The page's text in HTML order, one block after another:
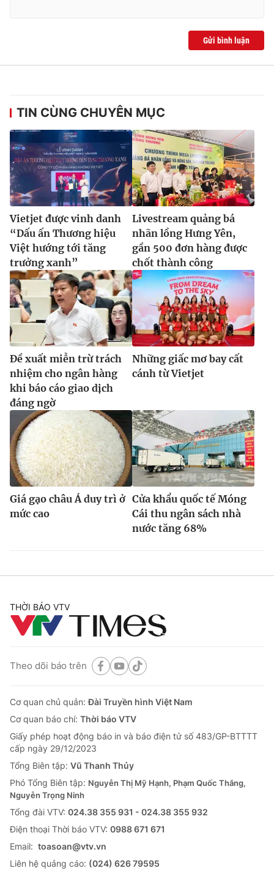
Gửi bình luận
TIN CÙNG CHUYÊN MỤC
Vietjet được vinh danh
“Dấu ấn Thương hiệu
Việt hướng tới tăng
trưởng xanh”
Livestream quảng bá
nhãn lồng Hưng Yên,
gần 500 đơn hàng được
chốt thành công
Đề xuất miễn trừ trách
nhiệm cho ngân hàng
khi báo cáo giao dịch
đáng ngờ
Những giấc mơ bay cất
cánh từ Vietjet
Giá gạo châu Á duy trì ở
mức cao
Cửa khẩu quốc tế Móng
Cái thu ngân sách nhà
nước tăng 68%
THỜI BÁO VTV
Theo dõi báo trên
Cơ quan chủ quản:Đài Truyền hình Việt Nam
Cơ quan báo chí: Thời báo VTV
Giấy phép hoạt động báo in và báo điện tử số 483/GP-BTTTT
cấp ngày 29/12/2023
Tổng Biên tập: Vũ Thanh Thủy
Phó Tổng Biên tập: Nguyễn Thị Mỹ Hạnh, Phạm Quốc Thắng,
Nguyễn Trọng Ninh
Tổng đài VTV: 024.38 355 931 - 024.38 355 932
Ðiện thoại Thời báo VTV: 0988 671 671
Email: toasoan@vtv.vn
Liên hệ quảng cáo: (024) 626 79595